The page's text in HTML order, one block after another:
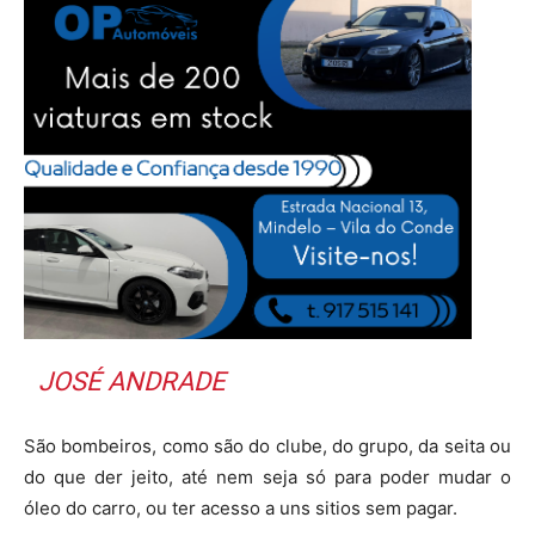
JOSÉ ANDRADE
São bombeiros, como são do clube, do grupo, da seita ou
do que der jeito, até nem seja só para poder mudar o
óleo do carro, ou ter acesso a uns sitios sem pagar.